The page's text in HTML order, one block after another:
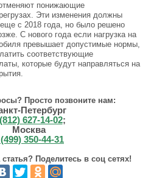
понижающие
Эти изменения должны
с 2018 года, но было решено
С нового года если нагрузка на
превышает допустимые нормы,
соответствующие
которые будут направляться на
Просто позвоните нам:
Петербург
627-14-02;
Москва
350-44-31
Поделитесь в соц сетях!